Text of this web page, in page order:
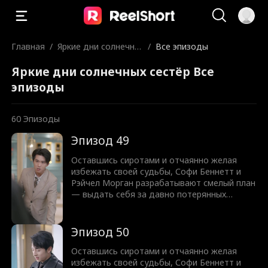
Главная / Яркие дни солнечны
/ Все эпизоды
Яркие дни солнечных сестёр Все
эпизоды
60 Эпизоды
Эпизод 49
Оставшись сиротами и отчаянно желая
избежать своей судьбы, Софи Беннетт и
Рэйчел Морган разрабатывают смелый план
— выдать себя за давно потерянных
Ланкастеров. Софи играет хрупкую
красавицу на публике, но за закрытыми
дверями она крепка как сталь, втянута в
запутанную игру фиктивного брака с
Эпизод 50
Оставшись сиротами и отчаянно желая
избежать своей судьбы, Софи Беннетт и